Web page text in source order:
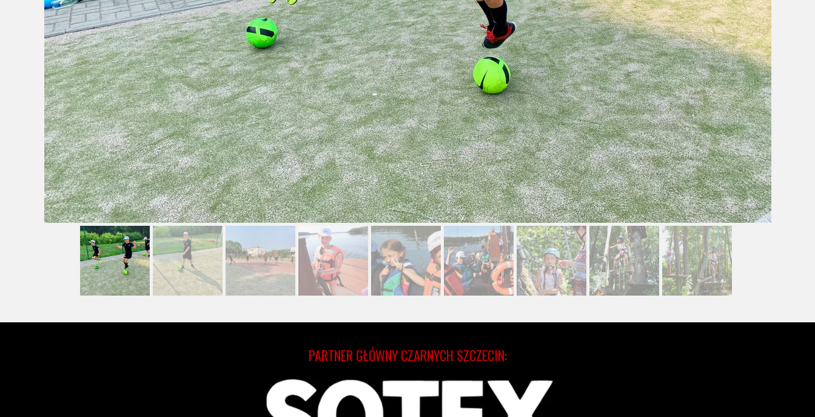
PARTNER GŁÓWNY CZARNYCH SZCZECIN: